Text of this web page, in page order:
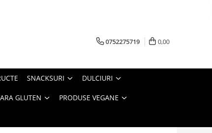
0752275719 0,00
SNACKSURI DULCIURI
GLUTEN PRODUSE VEGANE